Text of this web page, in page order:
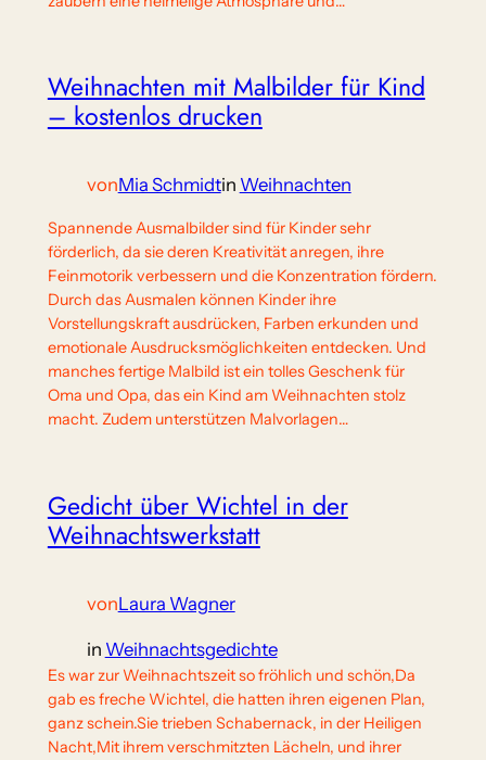
Weihnachten mit Malbilder für Kind
– kostenlos drucken
vonMia Schmidtin Weihnachten
Spannende Ausmalbilder sind für Kinder sehr
förderlich, da sie deren Kreativität anregen, ihre
Feinmotorik verbessern und die Konzentration fördern.
Durch das Ausmalen können Kinder ihre
Vorstellungskraft ausdrücken, Farben erkunden und
emotionale Ausdrucksmöglichkeiten entdecken. Und
manches fertige Malbild ist ein tolles Geschenk für
Oma und Opa, das ein Kind am Weihnachten stolz
macht. Zudem unterstützen Malvorlagen…
Gedicht über Wichtel in der
Weihnachtswerkstatt
vonLaura Wagner
in Weihnachtsgedichte
Es war zur Weihnachtszeit so fröhlich und schön,Da
gab es freche Wichtel, die hatten ihren eigenen Plan,
ganz schein.Sie trieben Schabernack, in der Heiligen
Nacht,Mit ihrem verschmitzten Lächeln, und ihrer